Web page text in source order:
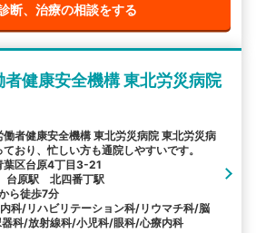
断、治療の相談をする
健康安全機構 東北労災病院
者健康安全機構 東北労災病院 東北労災病
おり、忙しい方も通院しやすいです。
葉区台原4丁目3-21
台原駅 北四番丁駅
ら徒歩7分
科/リハビリテーション科/リウマチ科/脳
科/放射線科/小児科/眼科/心療内科